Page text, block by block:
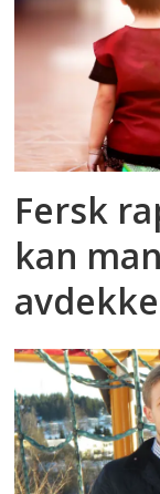
Fersk
kan